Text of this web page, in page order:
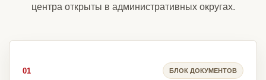
центра открыты в административных округах.
01 БЛОК ДОКУМЕНТОВ